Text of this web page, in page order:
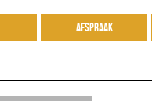
Afspraak